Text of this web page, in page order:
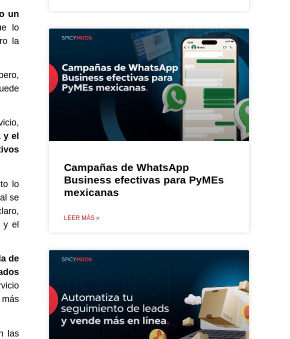
un
lo
la
el
lo
se
y el
de
las
Campañas de WhatsApp
Business efectivas para PyMEs
mexicanas
LEER MÁS »